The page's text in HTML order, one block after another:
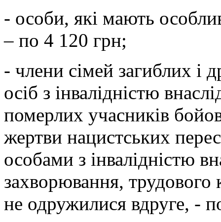
- особи, які мають
– по 4 120 грн;
- члени сімей загиблих і
осіб з інвалідністю
померлих учасників
жертви нацистських
особами з інвалідністю
захворювання, трудового
не одружилися вдруге, -